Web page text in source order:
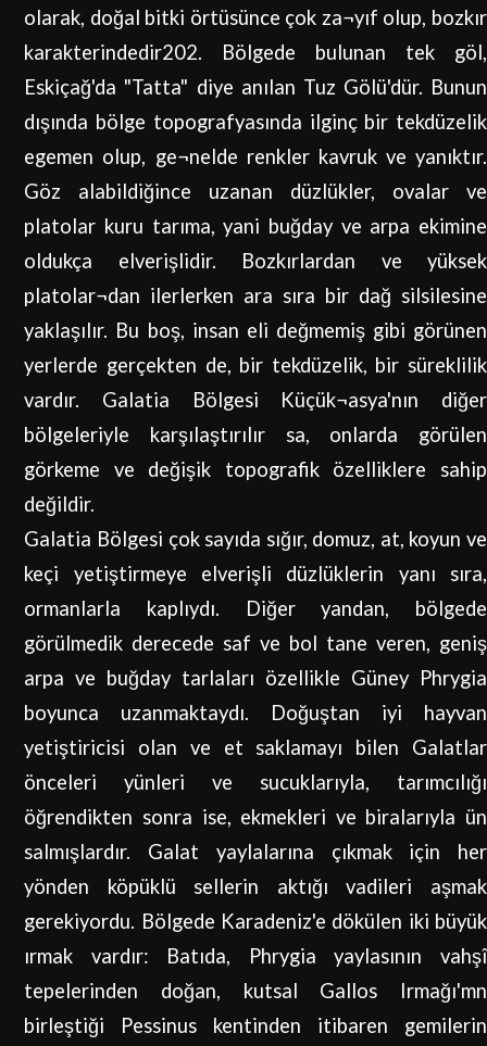
olarak, doğal bitki örtüsünce çok za¬yıf olup, bozkır
karakterindedir202. Bölgede bulunan tek göl,
Eskiçağ'da "Tatta" diye anılan Tuz Gölü'dür. Bunun
dışında bölge topografyasında ilginç bir tekdüzelik
egemen olup, ge¬nelde renkler kavruk ve yanıktır.
Göz alabildiğince uzanan düzlükler, ovalar ve
platolar kuru tarıma, yani buğday ve arpa ekimine
oldukça elverişlidir. Bozkırlardan ve yüksek
platolar¬dan ilerlerken ara sıra bir dağ silsilesine
yaklaşılır. Bu boş, insan eli değmemiş gibi görünen
yerlerde gerçekten de, bir tekdüzelik, bir süreklilik
vardır. Galatia Bölgesi Küçük¬asya'nın diğer
bölgeleriyle karşılaştırılır sa, onlarda görülen
görkeme ve değişik topografik özelliklere sahip
değildir.
Galatia Bölgesi çok sayıda sığır, domuz, at, koyun ve
keçi yetiştirmeye elverişli düzlüklerin yanı sıra,
ormanlarla kaplıydı. Diğer yandan, bölgede
görülmedik derecede saf ve bol tane veren, geniş
arpa ve buğday tarlaları özellikle Güney Phrygia
boyunca uzanmaktaydı. Doğuştan iyi hayvan
yetiştiricisi olan ve et saklamayı bilen Galatlar
önceleri yünleri ve sucuklarıyla, tarımcılığı
öğrendikten sonra ise, ekmekleri ve biralarıyla ün
salmışlardır. Galat yaylalarına çıkmak için her
yönden köpüklü sellerin aktığı vadileri aşmak
gerekiyordu. Bölgede Karadeniz'e dökülen iki büyük
ırmak vardır: Batıda, Phrygia yaylasının vahşî
tepelerinden doğan, kutsal Gallos Irmağı'mn
birleştiği Pessinus kentinden itibaren gemilerin